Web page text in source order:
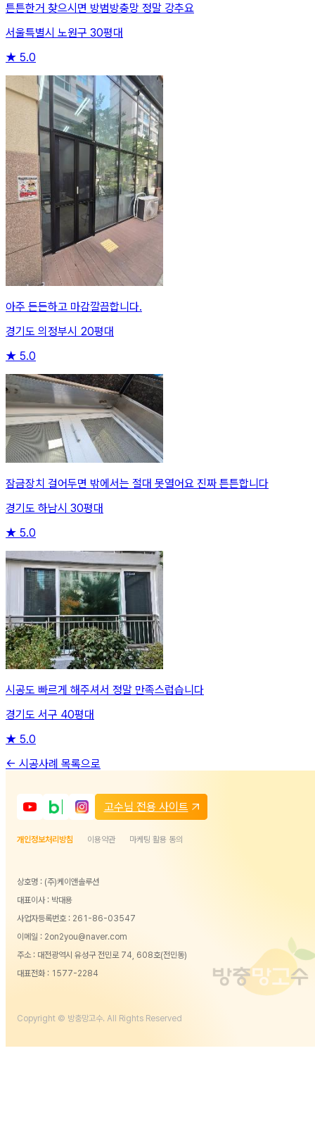
튼튼한거 찾으시면 방범방충망 정말 강추요
서울특별시 노원구 30평대
★ 5.0
아주 든든하고 마감깔끔합니다.
경기도 의정부시 20평대
★ 5.0
잠금장치 걸어두면 밖에서는 절대 못열어요 진짜 튼튼합니다
경기도 하남시 30평대
★ 5.0
시공도 빠르게 해주셔서 정말 만족스럽습니다
경기도 서구 40평대
★ 5.0
← 시공사례 목록으로
고수님 전용 사이트
개인정보처리방침 이용약관 마케팅 활용 동의
상호명 : (주)케이앤솔루션
대표이사 : 박대용
사업자등록번호 : 261-86-03547
이메일 : 2on2you@naver.com
주소 : 대전광역시 유성구 전민로 74, 608호(전민동)
대표전화 : 1577-2284
Copyright © 방충망고수. All Rights Reserved